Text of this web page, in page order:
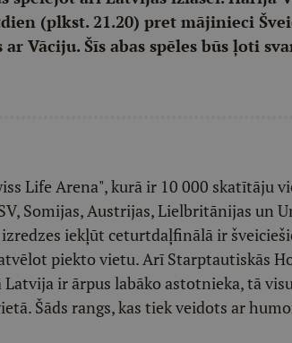
(plkst. 21.20) pret mājinieci
Vāciju. Šīs abas spēles būs ļoti
Life Arena", kurā ir 10 000 skatītāju
Somijas, Austrijas, Lielbritānijas un
izredzes iekļūt ceturtdaļfinālā ir
piekto vietu. Arī Starptautiskās
ir ārpus labāko astotnieka, tā
Šāds rangs, kas tiek veidots ar